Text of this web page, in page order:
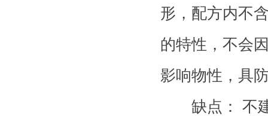
形，配方内不
的特性，不会
影响物性，具
缺点： 不建